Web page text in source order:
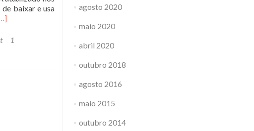
baixar e usa
1
agosto 2020
maio 2020
abril 2020
outubro 2018
agosto 2016
maio 2015
outubro 2014